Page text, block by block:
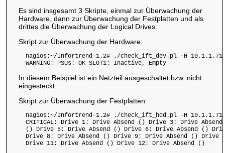
Es sind insgesamt 3 Skripte, einmal zur Überwachung der
Hardware, dann zur Überwachung der Festplatten und als
drittes die Überwachung der Logical Drives.
Skript zur Überwachung der Hardware:
nagios:~/Infortrend-1.2# ./check_ift_dev.pl -H 10.1.1.71
  WARNING: PSUs: OK SLOT1: Inactive, Empty
In diesem Beispiel ist ein Netzteil ausgeschaltet bzw. nicht
eingesteckt.
Skript zur Überwachung der Festplatten:
nagios:~/Infortrend-1.2# ./check_ift_hdd.pl -H 10.1.1.71
CRITICAL: Drive 1: Drive Absend () Drive 3: Drive
() Drive 5: Drive Absend () Drive 6: Drive Absend ()
Drive 8: Drive Absend () Drive 9: Drive Absend () Drive
  Drive 11: Drive Absend () Drive 12: Drive Absend ()